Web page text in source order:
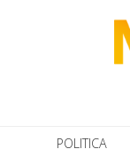
POLITICA